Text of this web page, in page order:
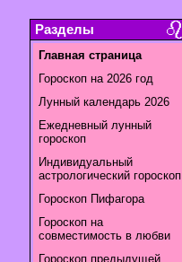
Разделы
Главная страница
Гороскоп на 2026 год
Лунный календарь 2026
Ежедневный лунный
гороскоп
Индивидуальный
астрологический гороскоп
Гороскоп Пифагора
Гороскоп на
совместимость в любви
Гороскоп предыдущей